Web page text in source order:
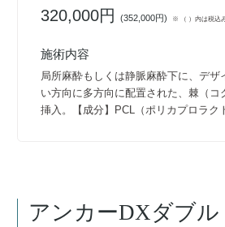
320,000円(352,000円) ※ （ ）内は税込
施術内容
局所麻酔もしくは静脈麻酔下に、デザ
い方向に多方向に配置された、棘（コ
挿入。【成分】PCL（ポリカプロラク
アンカーDXダブル